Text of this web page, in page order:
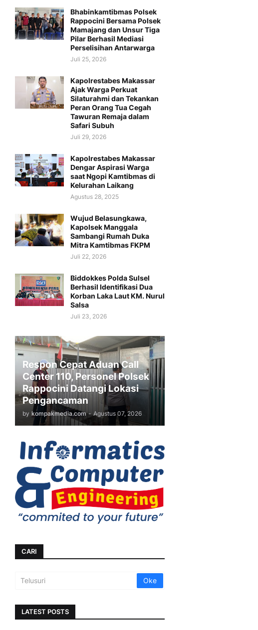
Bhabinkamtibmas Polsek
Rappocini Bersama Polsek
Mamajang dan Unsur Tiga
Pilar Berhasil Mediasi
Perselisihan Antarwarga
Juli 25, 2026
Kapolrestabes Makassar
Ajak Warga Perkuat
Silaturahmi dan Tekankan
Peran Orang Tua Cegah
Tawuran Remaja dalam
Safari Subuh
Juli 29, 2026
Kapolrestabes Makassar
Dengar Aspirasi Warga
saat Ngopi Kamtibmas di
Kelurahan Laikang
Agustus 28, 2025
Wujud Belasungkawa,
Kapolsek Manggala
Sambangi Rumah Duka
Mitra Kamtibmas FKPM
Juli 22, 2026
Biddokkes Polda Sulsel
Berhasil Identifikasi Dua
Korban Laka Laut KM. Nurul
Salsa
Juli 23, 2026
Respon Cepat Aduan Call
Center 110, Personel Polsek
Rappocini Datangi Lokasi
Pengancaman
by kompakmedia.com - Agustus 07, 2026
CARI
LATEST POSTS